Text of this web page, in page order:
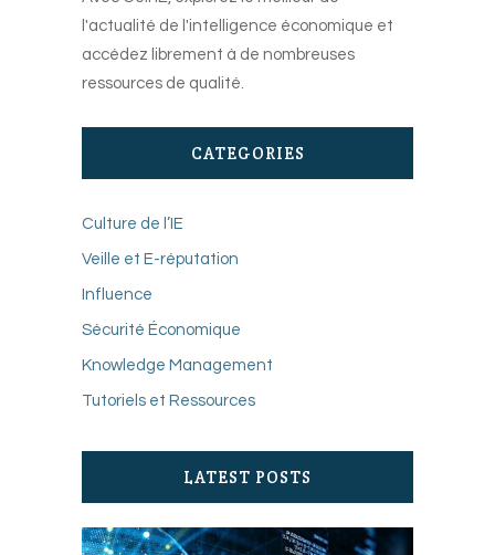
l'actualité de l'intelligence économique et
accédez librement à de nombreuses
ressources de qualité.
CATEGORIES
Culture de l’IE
Veille et E-réputation
Influence
Sécurité Économique
Knowledge Management
Tutoriels et Ressources
LATEST POSTS